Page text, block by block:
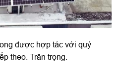
được hợp tác với quý
theo. Trân trọng.